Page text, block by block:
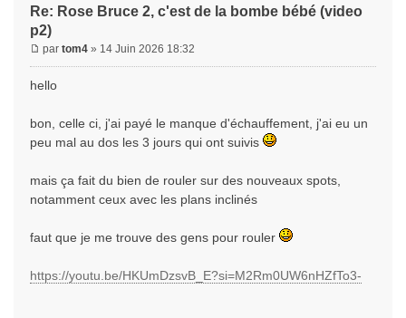
Re: Rose Bruce 2, c'est de la bombe bébé (video
p2)
par tom4 » 14 Juin 2026 18:32
hello
bon, celle ci, j'ai payé le manque d'échauffement, j'ai eu un
peu mal au dos les 3 jours qui ont suivis
mais ça fait du bien de rouler sur des nouveaux spots,
notamment ceux avec les plans inclinés
faut que je me trouve des gens pour rouler
https://youtu.be/HKUmDzsvB_E?si=M2Rm0UW6nHZfTo3-